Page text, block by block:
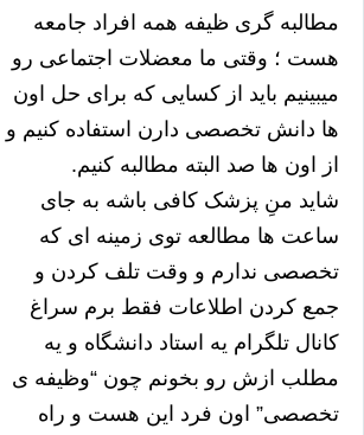
مطالبه گری ظیفه همه افراد جامعه
هست ؛ وقتی ما معضلات اجتماعی رو
میبینیم باید از کسایی که برای حل اون
ها دانش تخصصی دارن استفاده کنیم و
از اون ها صد البته مطالبه کنیم.
شاید منِ پزشک کافی باشه به جای
ساعت ها مطالعه توی زمینه ای که
تخصصی ندارم و وقت تلف کردن و
جمع کردن اطلاعات فقط برم سراغ
کانال تلگرام یه استاد دانشگاه و یه
مطلب ازش رو بخونم چون “وظیفه ی
تخصصی” اون فرد این هست و راه